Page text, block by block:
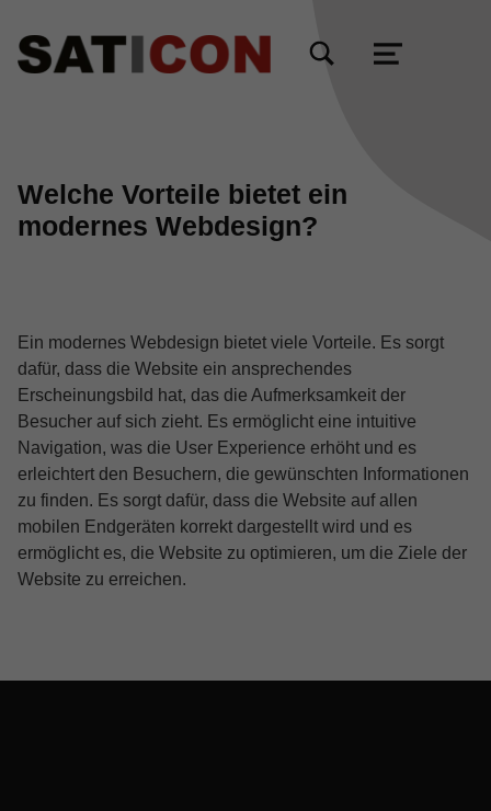
TOGGLE SEARCH FORM MODAL BOX
MENU
Welche Vorteile bietet ein
modernes Webdesign?
Ein modernes Webdesign bietet viele Vorteile. Es sorgt
dafür, dass die Website ein ansprechendes
Erscheinungsbild hat, das die Aufmerksamkeit der
Besucher auf sich zieht. Es ermöglicht eine intuitive
Navigation, was die User Experience erhöht und es
erleichtert den Besuchern, die gewünschten Informationen
zu finden. Es sorgt dafür, dass die Website auf allen
mobilen Endgeräten korrekt dargestellt wird und es
ermöglicht es, die Website zu optimieren, um die Ziele der
Website zu erreichen.